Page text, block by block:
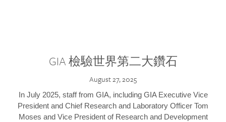
GIA 檢驗世界第二大鑽石
August 27, 2025
In July 2025, staff from GIA, including GIA Executive Vice
President and Chief Research and Laboratory Officer Tom
Moses and Vice President of Research and Development